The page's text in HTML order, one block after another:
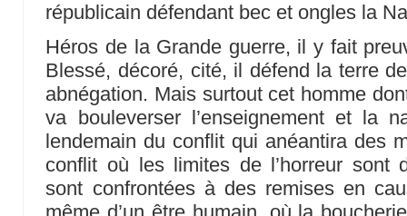
républicain défendant bec et ongles la
Héros de la Grande guerre, il y fait
Blessé, décoré, cité, il défend la terre
abnégation. Mais surtout cet homme
va bouleverser l’enseignement et la
lendemain du conflit qui anéantira des
conflit où les limites de l’horreur sont
sont confrontées à des remises en